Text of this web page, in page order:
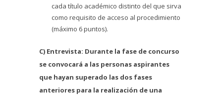
cada título académico distinto del que sirva
como requisito de acceso al procedimiento
(máximo 6 puntos).
C) Entrevista: Durante la fase de concurso
se convocará a las personas aspirantes
que hayan superado las dos fases
anteriores para la realización de una